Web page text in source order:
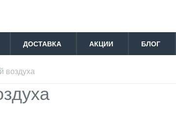
ДОСТАВКА АКЦИИ БЛОГ
воздуха